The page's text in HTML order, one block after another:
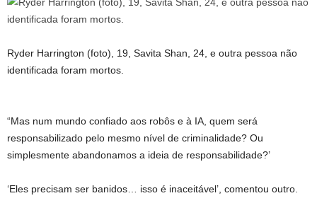
Ryder Harrington (foto), 19, Savita Shan, 24, e outra pessoa não
identificada foram mortos.
“Mas num mundo confiado aos robôs e à IA, quem será
responsabilizado pelo mesmo nível de criminalidade? Ou
simplesmente abandonamos a ideia de responsabilidade?’
‘Eles precisam ser banidos… isso é inaceitável’, comentou outro.